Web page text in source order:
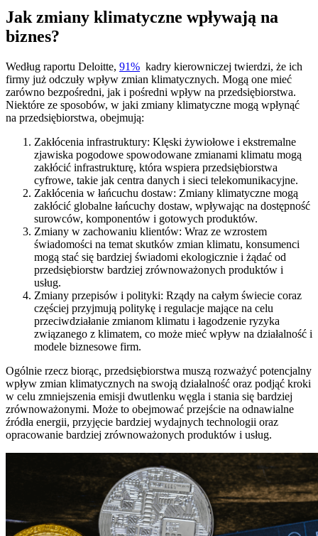
Jak zmiany klimatyczne wpływają na
biznes?
Według raportu Deloitte, 91% kadry kierowniczej twierdzi, że ich
firmy już odczuły wpływ zmian klimatycznych. Mogą one mieć
zarówno bezpośredni, jak i pośredni wpływ na przedsiębiorstwa.
Niektóre ze sposobów, w jaki zmiany klimatyczne mogą wpłynąć
na przedsiębiorstwa, obejmują:
Zakłócenia infrastruktury: Klęski żywiołowe i ekstremalne
zjawiska pogodowe spowodowane zmianami klimatu mogą
zakłócić infrastrukturę, która wspiera przedsiębiorstwa
cyfrowe, takie jak centra danych i sieci telekomunikacyjne.
Zakłócenia w łańcuchu dostaw: Zmiany klimatyczne mogą
zakłócić globalne łańcuchy dostaw, wpływając na dostępność
surowców, komponentów i gotowych produktów.
Zmiany w zachowaniu klientów: Wraz ze wzrostem
świadomości na temat skutków zmian klimatu, konsumenci
mogą stać się bardziej świadomi ekologicznie i żądać od
przedsiębiorstw bardziej zrównoważonych produktów i
usług.
Zmiany przepisów i polityki: Rządy na całym świecie coraz
częściej przyjmują politykę i regulacje mające na celu
przeciwdziałanie zmianom klimatu i łagodzenie ryzyka
związanego z klimatem, co może mieć wpływ na działalność i
modele biznesowe firm.
Ogólnie rzecz biorąc, przedsiębiorstwa muszą rozważyć potencjalny
wpływ zmian klimatycznych na swoją działalność oraz podjąć kroki
w celu zmniejszenia emisji dwutlenku węgla i stania się bardziej
zrównoważonymi. Może to obejmować przejście na odnawialne
źródła energii, przyjęcie bardziej wydajnych technologii oraz
opracowanie bardziej zrównoważonych produktów i usług.